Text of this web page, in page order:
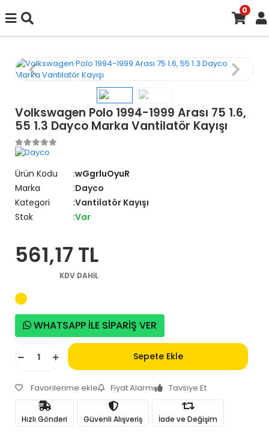
0
Volkswagen Polo 1994-1999 Arası 75 1.6,
55 1.3 Dayco Marka Vantilatör Kayışı
Ürün Kodu
wGgrluOyuR
Marka
Dayco
Kategori
Vantilatör Kayışı
Stok
Var
561,17 TL
KDV DAHİL
WHATSAPP İLE SİPARİŞ VER
Sepete Ekle
Favorilerime ekle Fiyat Alarmı Tavsiye Et
Hızlı Gönderi Güvenli Alışveriş İade ve Değişim